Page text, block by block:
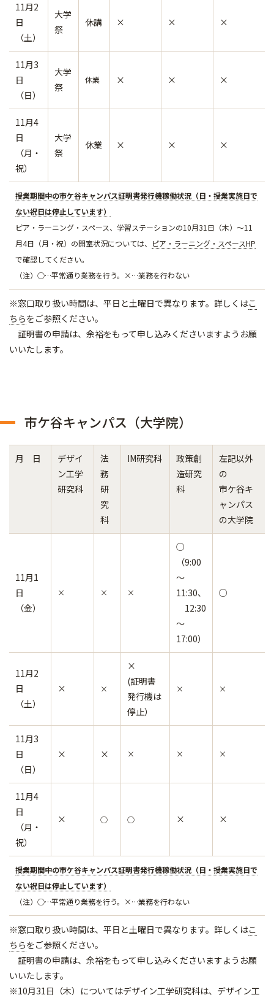
11月2
日
（土）
大学
祭
休講 × × ×
11月3
日
（日）
大学
祭
休業 × × ×
11月4
日
（月・
祝）
大学
祭
休業 × × ×
授業期間中の市ケ谷キャンパス証明書発行機稼働状況（日・授業実施日で
ない祝日は停止しています）
ピア・ラーニング・スペース、学習ステーションの10月31日（木）～11
月4日（月・祝）の開室状況については、
ピア・ラーニング・スペースHP
で確認してください。
（注）○…平常通り業務を行う。×…業務を行わない
※窓口取り扱い時間は、平日と土曜日で異なります。詳しくはこ
ちらをご参照ください。
証明書の申請は、余裕をもって申し込みくださいますようお願
いいたします。
市ケ谷キャンパス（大学院）
月 日
デザイ
ン工学
研究科
法
務
研
究
科
IM研究科
政策創
造研究
科
左記以外
の
市ケ谷キ
ャンパス
の大学院
11月1
日
（金）
× × ×
○
（9:00
～
11:30、
12:30
～
17:00）
○
11月2
日
（土）
× ×
×
(証明書
発行機は
停止）
× ×
11月3
日
（日）
× × × × ×
11月4
日
（月・
祝）
× ○ ○ × ×
授業期間中の市ケ谷キャンパス証明書発行機稼働状況（日・授業実施日で
ない祝日は停止しています）
（注）○…平常通り業務を行う。×…業務を行わない
※窓口取り扱い時間は、平日と土曜日で異なります。詳しくはこ
ちらをご参照ください。
証明書の申請は、余裕をもって申し込みくださいますようお願
いいたします。
※10月31日（木）についてはデザイン工学研究科は、デザイン工